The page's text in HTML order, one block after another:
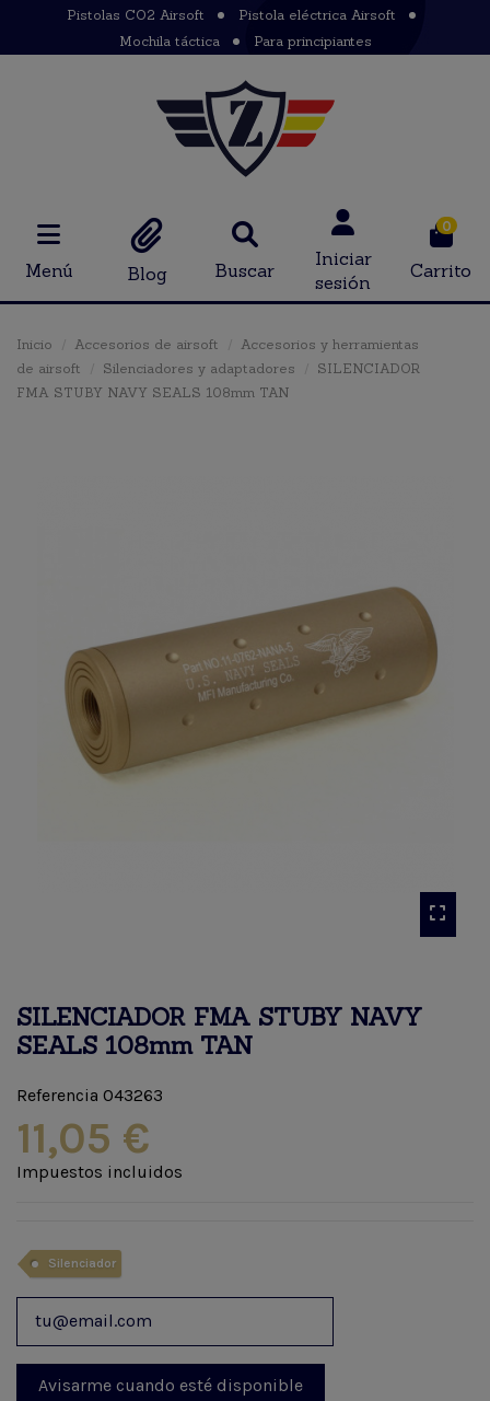
Pistolas CO2 Airsoft
Pistola eléctrica Airsoft
Mochila táctica
Para principiantes
Menú Blog Buscar
Iniciar
sesión
0
Carrito
Inicio Accesorios de airsoft
Accesorios y herramientas
de airsoft
Silenciadores y adaptadores
SILENCIADOR
FMA STUBY NAVY SEALS 108mm TAN
SILENCIADOR FMA STUBY NAVY
SEALS 108mm TAN
Referencia 043263
11,05 €
Impuestos incluidos
Silenciador